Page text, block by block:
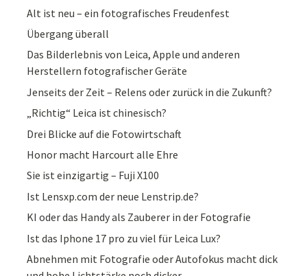
Alt ist neu – ein fotografisches Freudenfest
Übergang überall
Das Bilderlebnis von Leica, Apple und anderen
Herstellern fotografischer Geräte
Jenseits der Zeit – Relens oder zurück in die Zukunft?
„Richtig“ Leica ist chinesisch?
Drei Blicke auf die Fotowirtschaft
Honor macht Harcourt alle Ehre
Sie ist einzigartig – Fuji X100
Ist Lensxp.com der neue Lenstrip.de?
KI oder das Handy als Zauberer in der Fotografie
Ist das Iphone 17 pro zu viel für Leica Lux?
Abnehmen mit Fotografie oder Autofokus macht dick